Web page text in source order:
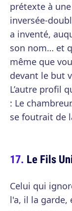
prétexte à
inversée-
a inventé,
son nom… et
même que
devant le but
L’autre profil
: Le
se foutrait de
Le Fils
Celui qui
l'a, il la garde,